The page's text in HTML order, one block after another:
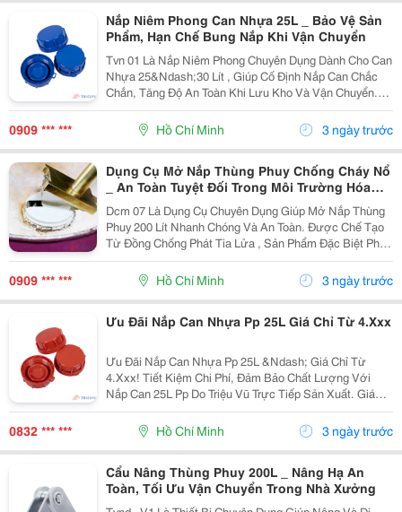
Nắp Niêm Phong Can Nhựa 25L _ Bảo Vệ Sản
Phẩm, Hạn Chế Bung Nắp Khi Vận Chuyển
Tvn 01 Là Nắp Niêm Phong Chuyên Dụng Dành Cho Can
Nhựa 25&Ndash;30 Lít , Giúp Cố Định Nắp Can Chắc
Chắn, Tăng Độ An Toàn Khi Lưu Kho Và Vận Chuyển.
Được Sản Xuất Từ Nhựa Chất Lượng Cao , Sản Phẩm
Có Nhiều Màu Sắc Để Thuận Tiện Phân Loại Và Nhận
0909 *** *** Hồ Chí Minh 3 ngày trước
Dụng Cụ Mở Nắp Thùng Phuy Chống Cháy Nổ
_ An Toàn Tuyệt Đối Trong Môi Trường Hóa
Chất
Dcm 07 Là Dụng Cụ Chuyên Dụng Giúp Mở Nắp Thùng
Phuy 200 Lít Nhanh Chóng Và An Toàn. Được Chế Tạo
Từ Đồng Chống Phát Tia Lửa , Sản Phẩm Đặc Biệt Phù
Hợp Cho Các Khu Vực Làm Việc Có Nguy Cơ Cháy Nổ
Như Kho Xăng Dầu, Hóa Chất Và Dung Môi. Thông
0909 *** *** Hồ Chí Minh 3 ngày trước
Ưu Đãi Nắp Can Nhựa Pp 25L Giá Chỉ Từ 4.Xxx
Ưu Đãi Nắp Can Nhựa Pp 25L &Ndash; Giá Chỉ Từ
4.Xxx! Tiết Kiệm Chi Phí, Đảm Bảo Chất Lượng Với
Nắp Can 25L Pp Do Triệu Vũ Trực Tiếp Sản Xuất. Giá
Ưu Đãi Chỉ Từ 4.Xxx/Cái (Giá Cũ 7.Xxx/Cái). ✅ Nhựa
Pp Nguyên Sinh Bền Chắc, Chịu Nhiệt Và Kháng...
0832 *** *** Hồ Chí Minh 3 ngày trước
Cẩu Nâng Thùng Phuy 200L _ Nâng Hạ An
Toàn, Tối Ưu Vận Chuyển Trong Nhà Xưởng